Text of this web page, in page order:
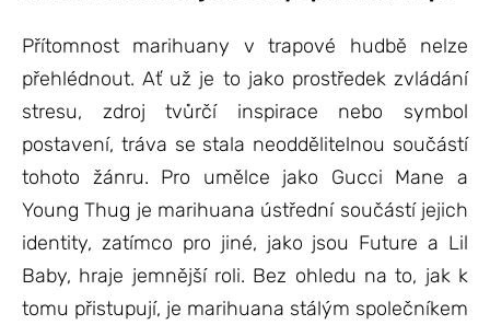
Přítomnost marihuany v trapové hudbě nelze
přehlédnout. Ať už je to jako prostředek zvládání
stresu, zdroj tvůrčí inspirace nebo symbol
postavení, tráva se stala neoddělitelnou součástí
tohoto žánru. Pro umělce jako Gucci Mane a
Young Thug je marihuana ústřední součástí jejich
identity, zatímco pro jiné, jako jsou Future a Lil
Baby, hraje jemnější roli. Bez ohledu na to, jak k
tomu přistupují, je marihuana stálým společníkem